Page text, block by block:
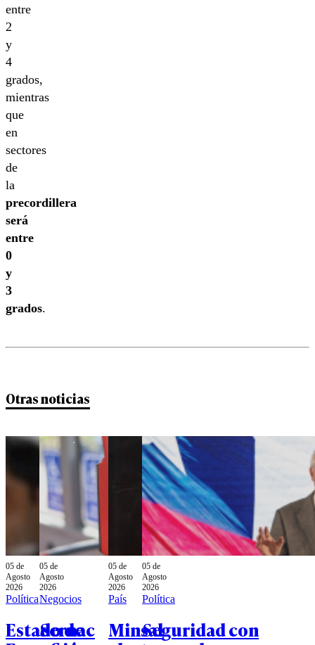
entre
2
y
4
grados,
mientras
que
en
sectores
de
la
precordillera
será
entre
0
y
3
grados.
Otras noticias
05 de
Agosto
2026
Política
Estado de
05 de
Agosto
2026
Negocios
Sernac
05 de
Agosto
2026
País
Minsal
05 de
Agosto
2026
Política
Seguridad con